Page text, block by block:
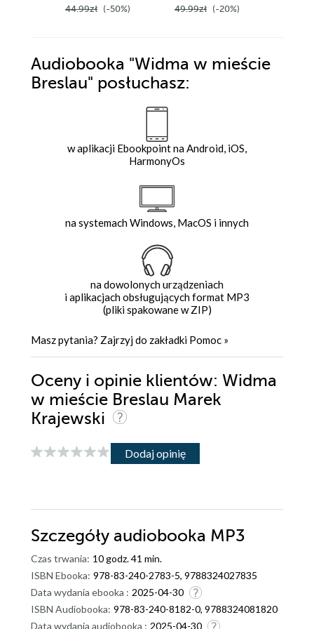
44.99zł (-50%) 49.99zł (-20%)
Audiobooka "Widma w mieście
Breslau" posłuchasz:
w aplikacji Ebookpoint na Android, iOS,
HarmonyOs
na systemach Windows, MacOS i innych
na dowolonych urządzeniach
i aplikacjach obsługujących format MP3
(pliki spakowane w ZIP)
Masz pytania? Zajrzyj do zakładki Pomoc »
Oceny i opinie klientów: Widma
w mieście Breslau Marek
Krajewski
Dodaj opinię
Szczegóły audiobooka MP3
Czas trwania: 10 godz. 41 min.
ISBN Ebooka: 978-83-240-2783-5, 9788324027835
Data wydania ebooka : 2025-04-30
ISBN Audiobooka: 978-83-240-8182-0, 9788324081820
Data wydania audiobooka : 2025-04-30